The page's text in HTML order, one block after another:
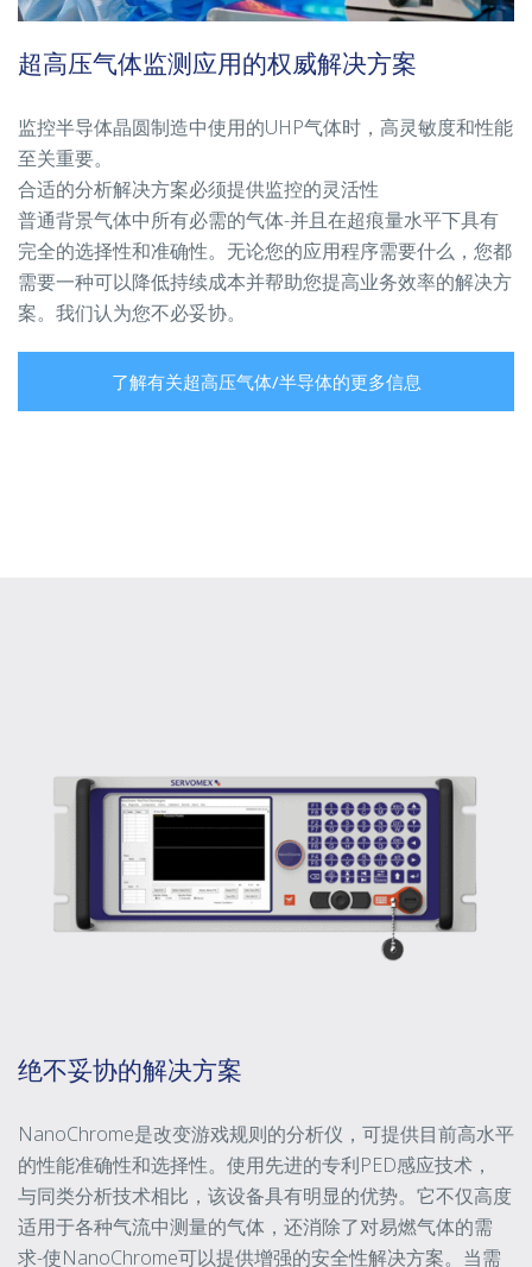
超高压气体监测应用的权威解决方案
监控半导体晶圆制造中使用的UHP气体时，高灵敏度和性能
至关重要。
合适的分析解决方案必须提供监控的灵活性
普通背景气体中所有必需的气体-并且在超痕量水平下具有
完全的选择性和准确性。无论您的应用程序需要什么，您都
需要一种可以降低持续成本并帮助您提高业务效率的解决方
案。我们认为您不必妥协。
了解有关超高压气体/半导体的更多信息
绝不妥协的解决方案
NanoChrome是改变游戏规则的分析仪，可提供目前高水平
的性能准确性和选择性。使用先进的专利PED感应技术，
与同类分析技术相比，该设备具有明显的优势。它不仅高度
适用于各种气流中测量的气体，还消除了对易燃气体的需
求-使NanoChrome可以提供增强的安全性解决方案。当需